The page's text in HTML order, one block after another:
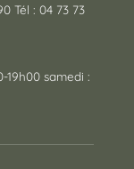
Tél : 04 73 73
19h00 samedi :